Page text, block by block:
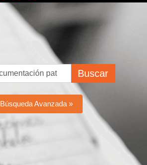
Buscar
Búsqueda Avanzada »